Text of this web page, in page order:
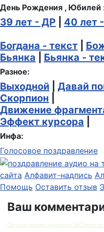
День Рождения , Юбилей
39 лет - ДР 40 лет
Богдана - текст
Бьянка
Бьянка -
Разное:
Выходной Давай
Скорпион
Движение
Эффект курсора
Инфа:
Голосовое поздравление
сайта Алфавит-надпись
Помощь Оставить отзыв
Ваш
Система комментирования SigComments